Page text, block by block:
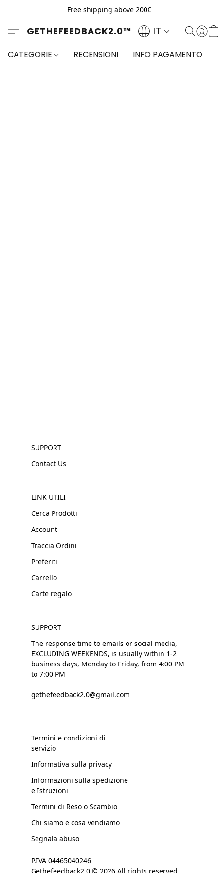
Free shipping above 200€
GETHEFEEDBACK2.0™ IT
CATEGORIE RECENSIONI INFO PAGAMENTO
SUPPORT
Contact Us
LINK UTILI
Cerca Prodotti
Account
Traccia Ordini
Preferiti
Carrello
Carte regalo
SUPPORT
The response time to emails or social media,
EXCLUDING WEEKENDS, is usually within 1-2
business days, Monday to Friday, from 4:00 PM
to 7:00 PM
gethefeedback2.0@gmail.com
Termini e condizioni di
servizio
Informativa sulla privacy
Informazioni sulla spedizione
e Istruzioni
Termini di Reso o Scambio
Chi siamo e cosa vendiamo
Segnala abuso
P.IVA 04465040246
Gethefeedback2.0 © 2026 All rights reserved.